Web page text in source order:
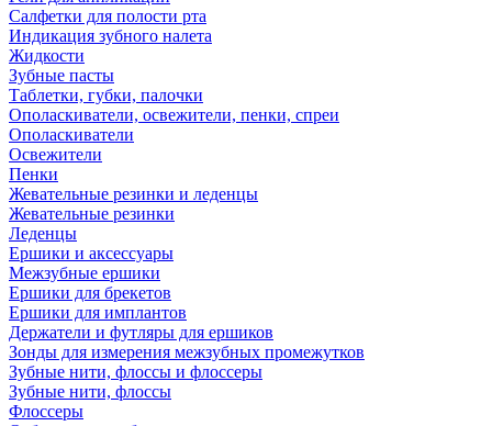
Салфетки для полости рта
Индикация зубного налета
Жидкости
Зубные пасты
Таблетки, губки, палочки
Ополаскиватели, освежители, пенки, спреи
Ополаскиватели
Освежители
Пенки
Жевательные резинки и леденцы
Жевательные резинки
Леденцы
Ершики и аксессуары
Межзубные ершики
Ершики для брекетов
Ершики для имплантов
Держатели и футляры для ершиков
Зонды для измерения межзубных промежутков
Зубные нити, флоссы и флоссеры
Зубные нити, флоссы
Флоссеры